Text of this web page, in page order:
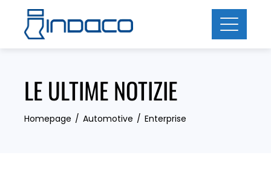
content
LE ULTIME NOTIZIE
Homepage Automotive Enterprise